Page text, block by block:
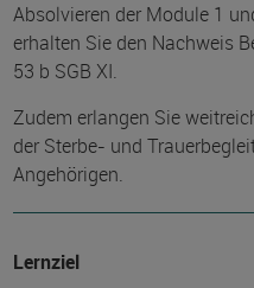
Absolvieren der Module 1
erhalten Sie den Nachweis
53 b SGB XI.
Zudem erlangen Sie
der Sterbe- und
Angehörigen.
Lernziel